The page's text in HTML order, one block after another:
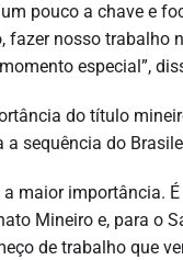
pouco a chave e
fazer nosso trabalho
especial”,
do título
sequência do
maior importância.
Mineiro e, para o
de trabalho que